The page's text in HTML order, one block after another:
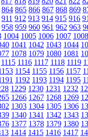
864 865 866 867 868 869
911 912 913 914 915 916
958 959 960 961 962 963
1004 1005 1006 1007 1008
1041 1042 1043 1044
1078 1079 1080 1081
1115 1116 1117 1118 1119
1154 1155 1156 1157
1192 1193 1194 1195
1229 1230 1231 1232
1266 1267 1268 1269
1303 1304 1305 1306
1340 1341 1342 1343
1377 1378 1379 1380
1414 1415 1416 1417